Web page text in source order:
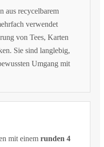
aus recycelbarem
verwendet
von Tees, Karten
Sie sind langlebig,
Umgang mit
mit einemrunden 4